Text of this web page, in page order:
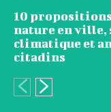
10
nature en ville,
climatique et
citadins